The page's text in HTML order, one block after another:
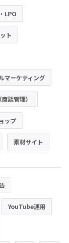
LPO
ト
マーケティング
談管理）
ップ
素材サイト
YouTube運用